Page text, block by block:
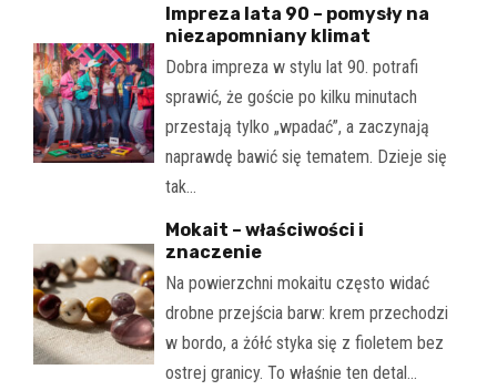
Impreza lata 90 – pomysły na
niezapomniany klimat
Dobra impreza w stylu lat 90. potrafi
sprawić, że goście po kilku minutach
przestają tylko „wpadać”, a zaczynają
naprawdę bawić się tematem. Dzieje się
tak…
Mokait – właściwości i
znaczenie
Na powierzchni mokaitu często widać
drobne przejścia barw: krem przechodzi
w bordo, a żółć styka się z fioletem bez
ostrej granicy. To właśnie ten detal…